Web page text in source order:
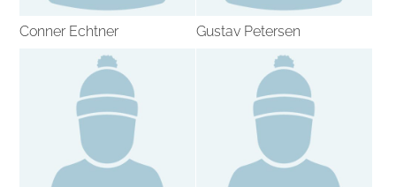
Conner Echtner Gustav Petersen